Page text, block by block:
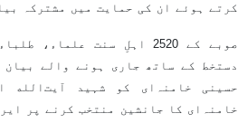
کرتے ہوئے ان کی حمایت میں مشترکہ
صوبے کے 2520 اہلِ سنت
دستخط کے ساتھ جاری ہونے والے
حسینی خامنہ‌ای کو شہید آیت‌الله
خامنہ‌ای کا جانشین منتخب کرنے پر